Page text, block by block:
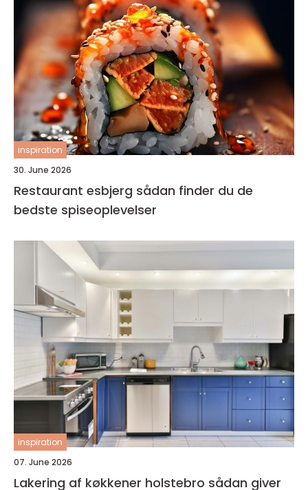
inspiration
30. June 2026
Restaurant esbjerg sådan finder du de
bedste spiseoplevelser
inspiration
07. June 2026
Lakering af køkkener holstebro sådan giver